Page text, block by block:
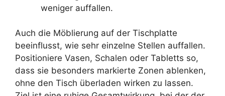
weniger auffallen.
Auch die Möblierung auf der Tischplatte
beeinflusst, wie sehr einzelne Stellen auffallen.
Positioniere Vasen, Schalen oder Tabletts so,
dass sie besonders markierte Zonen ablenken,
ohne den Tisch überladen wirken zu lassen.